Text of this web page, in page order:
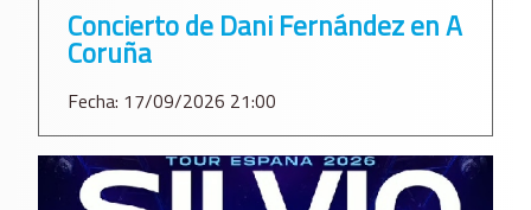
Concierto de Dani Fernández en A
Coruña
Fecha: 17/09/2026 21:00